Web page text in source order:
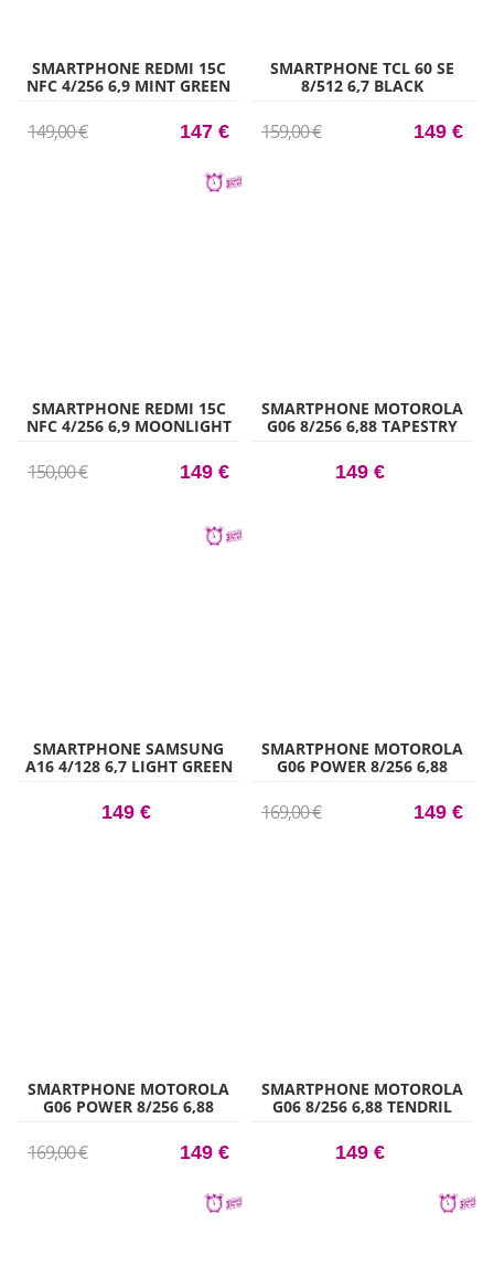
SMARTPHONE REDMI 15C
NFC 4/256 6,9 MINT GREEN
149,00 € 147 €
SMARTPHONE TCL 60 SE
8/512 6,7 BLACK
159,00 € 149 €
SMARTPHONE REDMI 15C
NFC 4/256 6,9 MOONLIGHT
150,00 € 149 €
SMARTPHONE MOTOROLA
G06 8/256 6,88 TAPESTRY
149 €
SMARTPHONE SAMSUNG
A16 4/128 6,7 LIGHT GREEN
149 €
SMARTPHONE MOTOROLA
G06 POWER 8/256 6,88
169,00 € 149 €
SMARTPHONE MOTOROLA
G06 POWER 8/256 6,88
169,00 € 149 €
SMARTPHONE MOTOROLA
G06 8/256 6,88 TENDRIL
149 €